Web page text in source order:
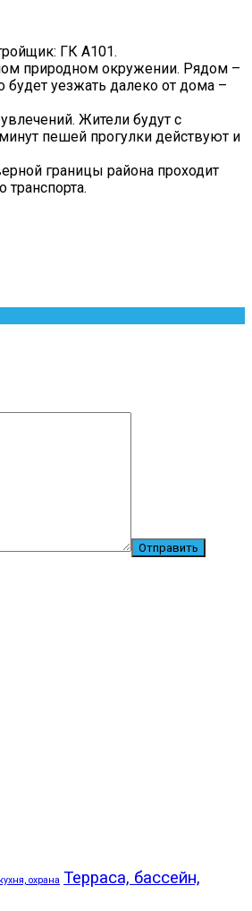
ГК А101.
природном окружении. Рядом –
уезжать далеко от дома –
Жители будут с
пешей прогулки действуют и
границы района проходит
охрана Терраса, бассейн,